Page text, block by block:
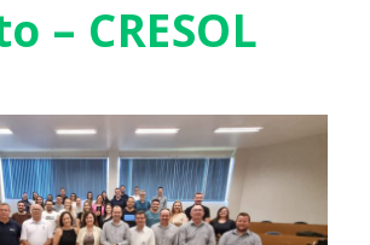
– CRESOL